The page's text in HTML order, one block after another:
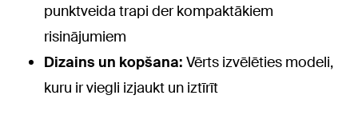
punktveida trapi der kompaktākiem
risinājumiem
Dizains un kopšana: Vērts izvēlēties modeli,
kuru ir viegli izjaukt un iztīrīt